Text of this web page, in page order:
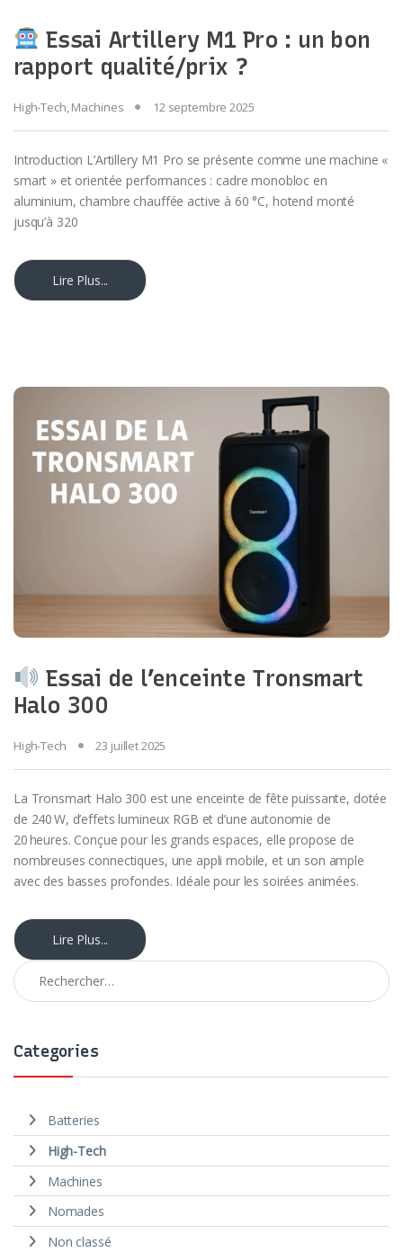
Essai Artillery M1 Pro : un bon
rapport qualité/prix ?
High-Tech,Machines 12 septembre 2025
Introduction L’Artillery M1 Pro se présente comme une machine «
smart » et orientée performances : cadre monobloc en
aluminium, chambre chauffée active à 60 °C, hotend monté
jusqu’à 320
Lire Plus...
Essai de l’enceinte Tronsmart
Halo 300
High-Tech 23 juillet 2025
La Tronsmart Halo 300 est une enceinte de fête puissante, dotée
de 240 W, d’effets lumineux RGB et d’une autonomie de
20 heures. Conçue pour les grands espaces, elle propose de
nombreuses connectiques, une appli mobile, et un son ample
avec des basses profondes. Idéale pour les soirées animées.
Lire Plus...
Rechercher :
Categories
Batteries
High-Tech
Machines
Nomades
Non classé